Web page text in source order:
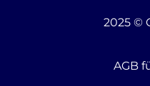
2025 ©
AGB